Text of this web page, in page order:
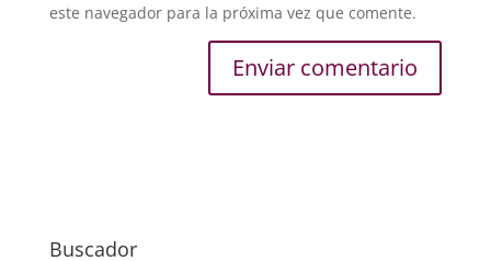
este navegador para la próxima vez que comente.
Buscador